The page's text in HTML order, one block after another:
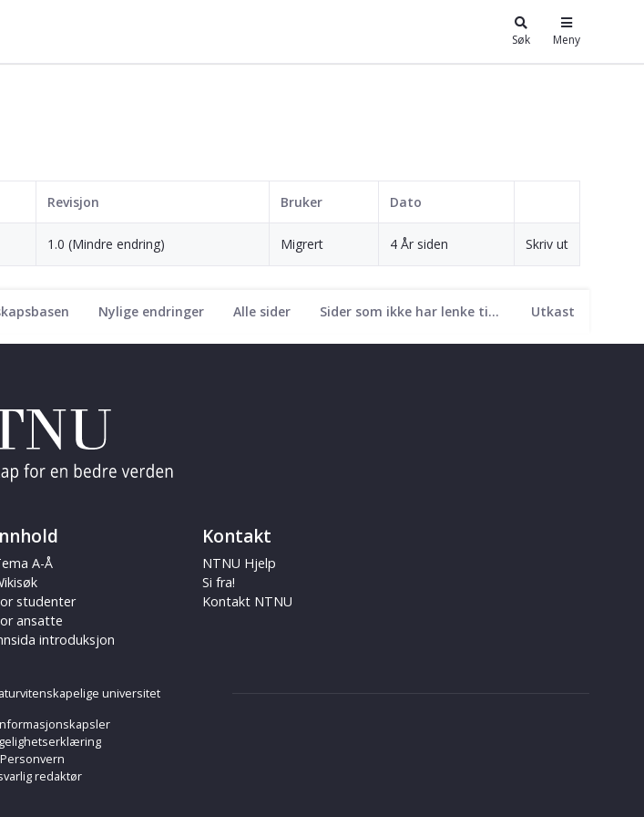
Søk Meny
Nylige endringer Alle sider Sider som ikke har lenke til seg Utkast
Revisjon Bruker Dato
1.0 (Mindre endring) Migrert 4 År siden Skriv ut
A-Å
studenter
ansatte
introduksjon
Kontakt
NTNU Hjelp
Si fra!
Kontakt NTNU
universitet
Personvern
redaktør